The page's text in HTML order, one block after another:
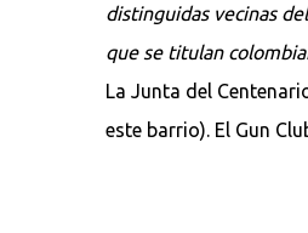
distinguidas vecinas
que se titulan
La Junta del
este barrio). El Gun